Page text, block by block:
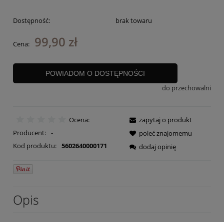
Dostępność: brak towaru
Cena: 99,90 zł
POWIADOM O DOSTĘPNOŚCI
do przechowalni
Ocena:
Producent: -
Kod produktu: 5602640000171
zapytaj o produkt
poleć znajomemu
dodaj opinię
Opis